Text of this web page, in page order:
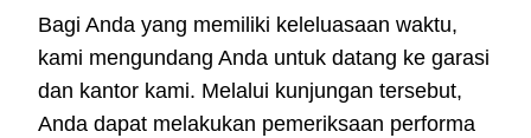
Bagi Anda yang memiliki keleluasaan waktu,
kami mengundang Anda untuk datang ke garasi
dan kantor kami. Melalui kunjungan tersebut,
Anda dapat melakukan pemeriksaan performa